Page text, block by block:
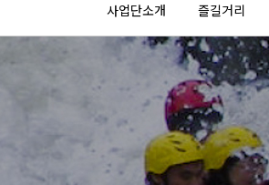
사업단소개 즐길거리